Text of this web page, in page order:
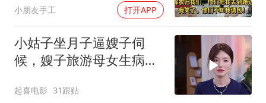
小朋友手工 打开APP
小姑子坐月子逼嫂子伺
候，嫂子旅游母女生病反
起喜电影 31跟贴